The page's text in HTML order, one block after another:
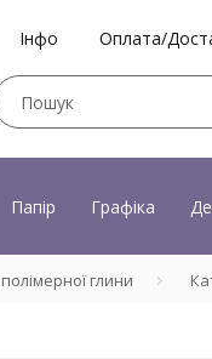
Інфо Оплата/
Папір Графіка
глини